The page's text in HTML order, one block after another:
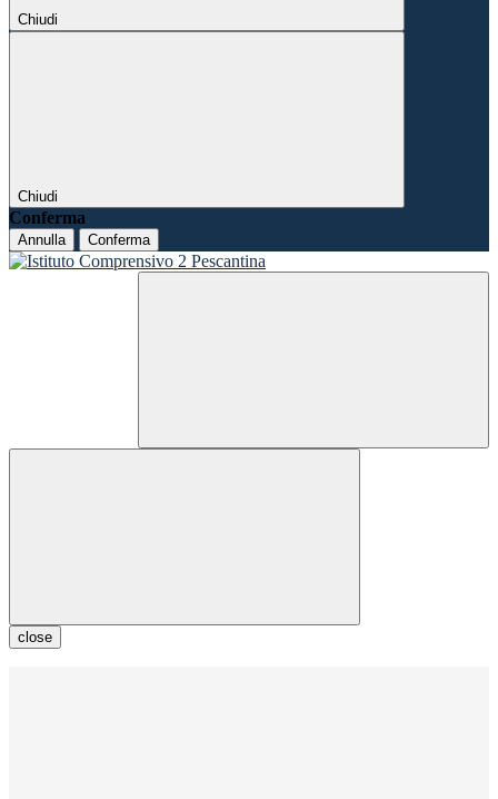
Chiudi
Chiudi
Conferma
Annulla Conferma
close